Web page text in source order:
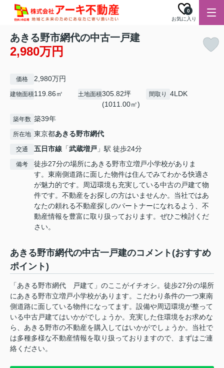
お気に入り
0
あきる野市網代の中古一戸建
2,980万円
価格 2,980万円
建物面積119.86㎡ 土地面積305.82坪
(1011.00㎡)
間取り 4LDK
築年数 築39年
所在地 東京都あきる野市網代
交通 五日市線 「武蔵増戸 」駅 徒歩24分
備考
徒歩27分の場所にあきる野市立増戸小学校がありま
す。東南側道路に面した物件は住んでみてわかる快適さ
が魅力的です。周辺環境も充実している中古の戸建て物
件です。不動産をお探しの方はいませんか。当社ではあ
なたの頼れる不動産探しのパートナーになれるよう、不
動産情報を豊富に取り扱っております。ぜひご検討くだ
さい。
あきる野市網代の中古一戸建のコメント(おすすめ
ポイント)
「あきる野市網代 戸建て」のここがイチオシ。徒歩27分の場所
にあきる野市立増戸小学校があります。こだわり条件の一つ東南
側道路に面している物件になってます。設備や周辺環境が整って
いる中古戸建てはいかがでしょうか。充実した住環境をお求めな
ら、あきる野市の不動産を購入してはいかがでしょうか。当社で
は多種多様な不動産情報を取り扱っておりますので、まずはご連
絡ください。